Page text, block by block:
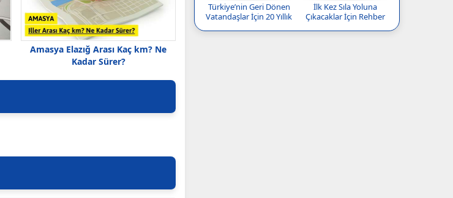
Amasya Elazığ Arası Kaç km? Ne
Kadar Sürer?
Türkiye’nin Geri Dönen
Vatandaşlar İçin 20 Yıllık
İlk Kez Sıla Yoluna
Çıkacaklar İçin Rehber